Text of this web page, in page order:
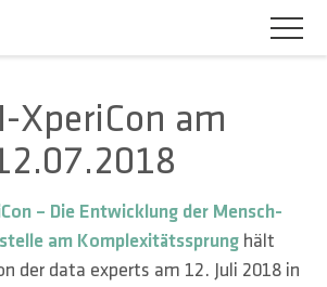
XperiCon am
– Die Entwicklung der Mensch-
am Komplexitätssprung hält
der data experts am 12. Juli 2018 in